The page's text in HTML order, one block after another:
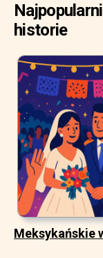
historie
Meksykańskie